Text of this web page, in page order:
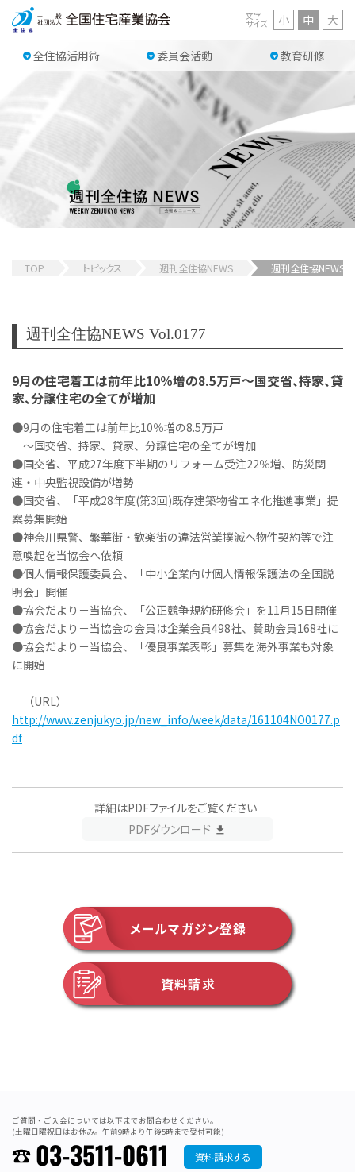
全住協活用術 委員会活動 教育研修
文字
サイズ 小 中 大
TOP トピックス 週刊全住協NEWS 週刊全住協NEWS
週刊全住協NEWS Vol.0177
9月の住宅着工は前年比10％増の8.5万戸～国交省、持家、貸
家、分譲住宅の全てが増加
●9月の住宅着工は前年比10％増の8.5万戸
～国交省、持家、貸家、分譲住宅の全てが増加
●国交省、平成27年度下半期のリフォーム受注22％増、防災関
連・中央監視設備が増勢
●国交省、「平成28年度(第3回)既存建築物省エネ化推進事業」提
案募集開始
●神奈川県警、繁華街・歓楽街の違法営業撲滅へ物件契約等で注
意喚起を当協会へ依頼
●個人情報保護委員会、「中小企業向け個人情報保護法の全国説
明会」開催
●協会だより－当協会、「公正競争規約研修会」を11月15日開催
●協会だより－当協会の会員は企業会員498社、賛助会員168社に
●協会だより－当協会、「優良事業表彰」募集を海外事業も対象
に開始
（URL）
http://www.zenjukyo.jp/new_info/week/data/161104NO0177.p
df
詳細はPDFファイルをご覧ください
PDFダウンロード
メールマガジン登録
資料請求
ご質問・ご入会については以下までお問合わせください。
(土曜日曜祝日はお休み。午前9時より午後5時まで受付可能)
03-3511-0611 資料請求する